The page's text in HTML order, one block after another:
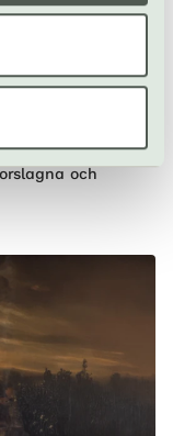
levande musik –
och